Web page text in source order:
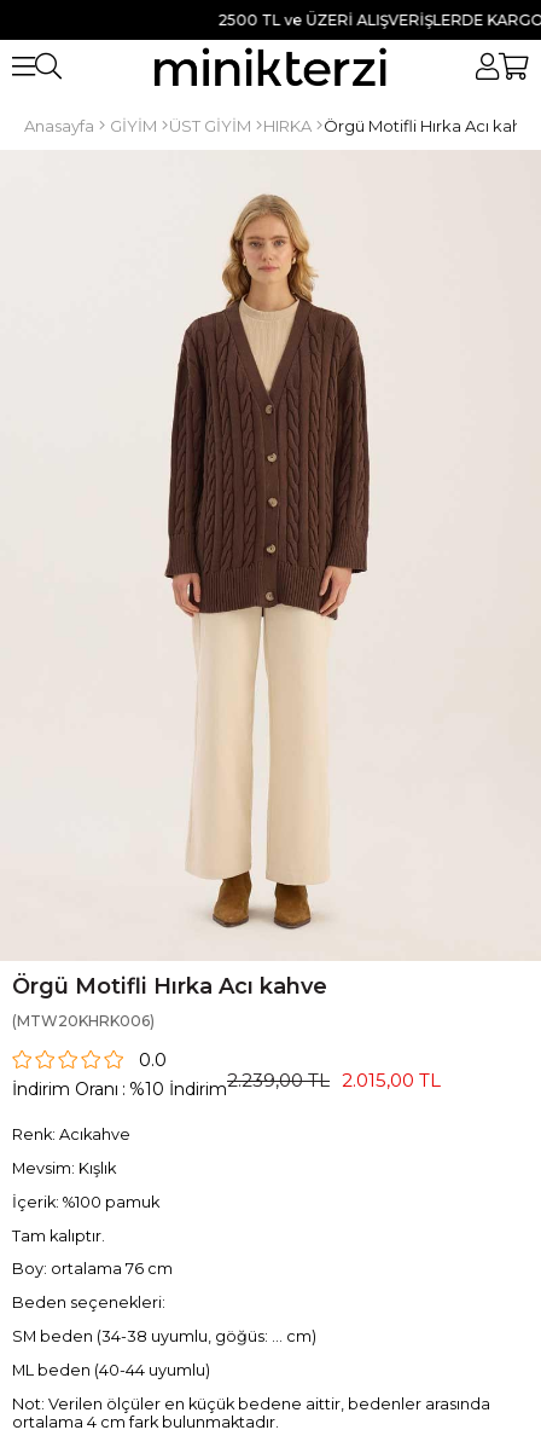
2500 TL ve ÜZERİ ALIŞVERİŞLERDE KARGO
Anasayfa GİYİM ÜST GİYİM HIRKA Örgü Motifli Hırka Acı kahve
Örgü Motifli Hırka Acı kahve
(MTW20KHRK006)
0.0
İndirim Oranı : %10 İndirim2.239,00 TL 2.015,00 TL
Renk: Acıkahve
Mevsim: Kışlık
İçerik: %100 pamuk
Tam kalıptır.
Boy: ortalama 76 cm
Beden seçenekleri:
SM beden (34-38 uyumlu, göğüs: ... cm)
ML beden (40-44 uyumlu)
Not: Verilen ölçüler en küçük bedene aittir, bedenler arasında
ortalama 4 cm fark bulunmaktadır.